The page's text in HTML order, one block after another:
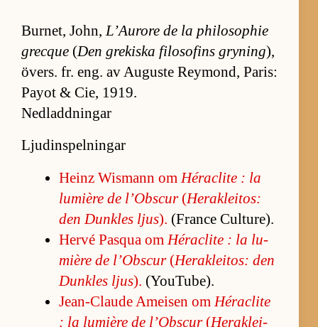
Bur­net, John,L’Au­rore de la phi­lo­sop­hie
grec­que (Den gre­kiska fi­lo­so­fins gry­ning),
övers. fr. eng. av Au­guste Rey­mond, Pa­ris:
Payot & Cie, 1919.
Nedladdningar
Ljudinspelningar
Heinz Wismann om Héraclite : la
lu­mière de l’Ob­scur(Herak­le­i­tos:
den Dunk­les ljus). (France Cul­tu­re).
Hervé Pas­qua om Héraclite : la lu­
mière de l’Ob­scur(Herak­le­i­tos: den
Dunk­les ljus). (Y­ou­Tu­be).
Jean-Claude Ame­i­sen om Héraclite
: la lu­mière de l’Ob­scur(Herak­le­i­